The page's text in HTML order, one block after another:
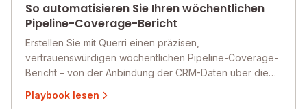
So automatisieren Sie Ihren wöchentlichen
Pipeline-Coverage-Bericht
Erstellen Sie mit Querri einen präzisen,
vertrauenswürdigen wöchentlichen Pipeline-Coverage-
Bericht – von der Anbindung der CRM-Daten über die
Executive-Präsentation.
Playbook lesen